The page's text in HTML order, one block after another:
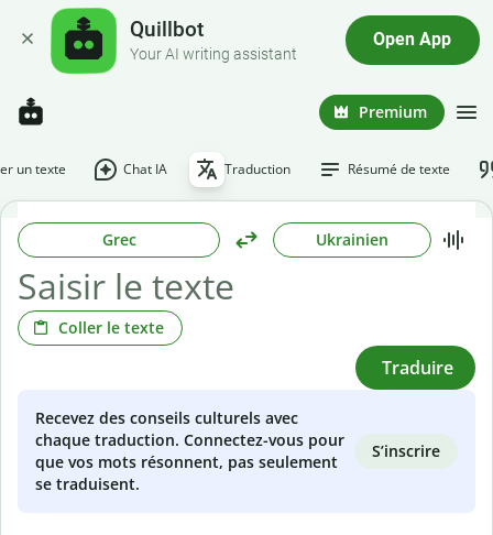
Quillbot
Your AI writing assistant
Open App
Premium
un texte Chat IA Traduction Résumé de texte
Grec Ukrainien
Coller le texte
Traduire
Recevez des conseils culturels avec
chaque traduction. Connectez-vous pour
que vos mots résonnent, pas seulement
se traduisent.
S’inscrire